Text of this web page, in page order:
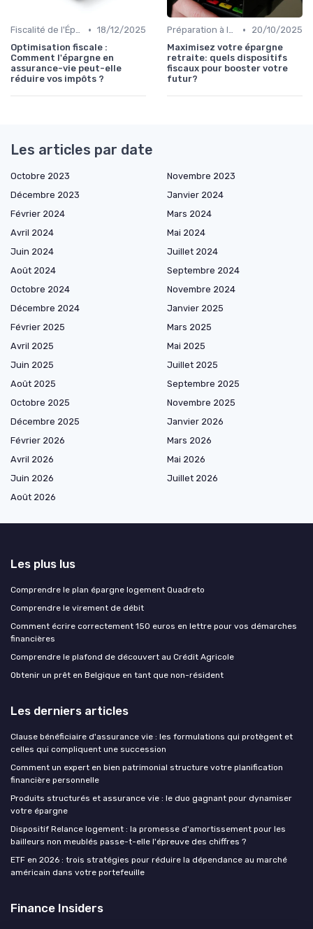
Fiscalité de l'Épargne • 18/12/2025
Optimisation fiscale :
Comment l'épargne en
assurance-vie peut-elle
réduire vos impôts ?
Préparation à la Retraite •
20/10/2025
Maximisez votre épargne
retraite: quels dispositifs
fiscaux pour booster votre
futur?
Les articles par date
Octobre 2023
Novembre 2023
Décembre 2023
Janvier 2024
Février 2024
Mars 2024
Avril 2024
Mai 2024
Juin 2024
Juillet 2024
Août 2024
Septembre 2024
Octobre 2024
Novembre 2024
Décembre 2024
Janvier 2025
Février 2025
Mars 2025
Avril 2025
Mai 2025
Juin 2025
Juillet 2025
Août 2025
Septembre 2025
Octobre 2025
Novembre 2025
Décembre 2025
Janvier 2026
Février 2026
Mars 2026
Avril 2026
Mai 2026
Juin 2026
Juillet 2026
Août 2026
Les plus lus
Comprendre le plan épargne logement Quadreto
Comprendre le virement de débit
Comment écrire correctement 150 euros en lettre pour vos démarches
financières
Comprendre le plafond de découvert au Crédit Agricole
Obtenir un prêt en Belgique en tant que non-résident
Les derniers articles
Clause bénéficiaire d'assurance vie : les formulations qui protègent et
celles qui compliquent une succession
Comment un expert en bien patrimonial structure votre planification
financière personnelle
Produits structurés et assurance vie : le duo gagnant pour dynamiser
votre épargne
Dispositif Relance logement : la promesse d'amortissement pour les
bailleurs non meublés passe-t-elle l'épreuve des chiffres ?
ETF en 2026 : trois stratégies pour réduire la dépendance au marché
américain dans votre portefeuille
Finance Insiders